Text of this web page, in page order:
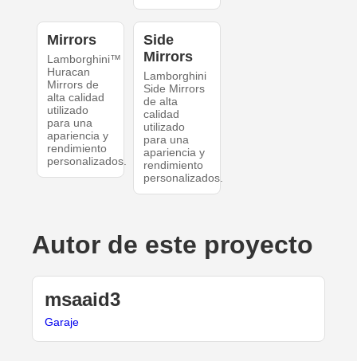
Mirrors
Lamborghini™
Huracan
Mirrors de
alta calidad
utilizado
para una
apariencia y
rendimiento
personalizados.
Side
Mirrors
Lamborghini
Side Mirrors
de alta
calidad
utilizado
para una
apariencia y
rendimiento
personalizados.
Autor de este proyecto
msaaid3
Garaje